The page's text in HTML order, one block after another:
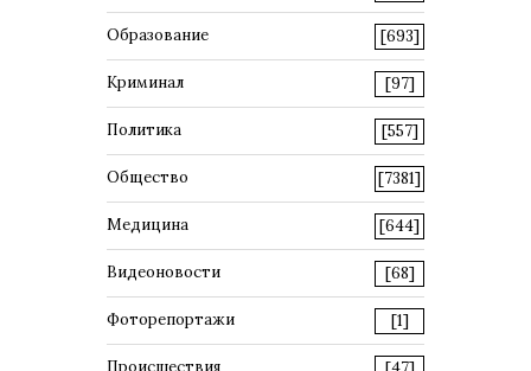
Образование [693]
Криминал [97]
Политика [557]
Общество [7381]
Медицина [644]
Видеоновости [68]
Фоторепортажи [1]
Происшествия